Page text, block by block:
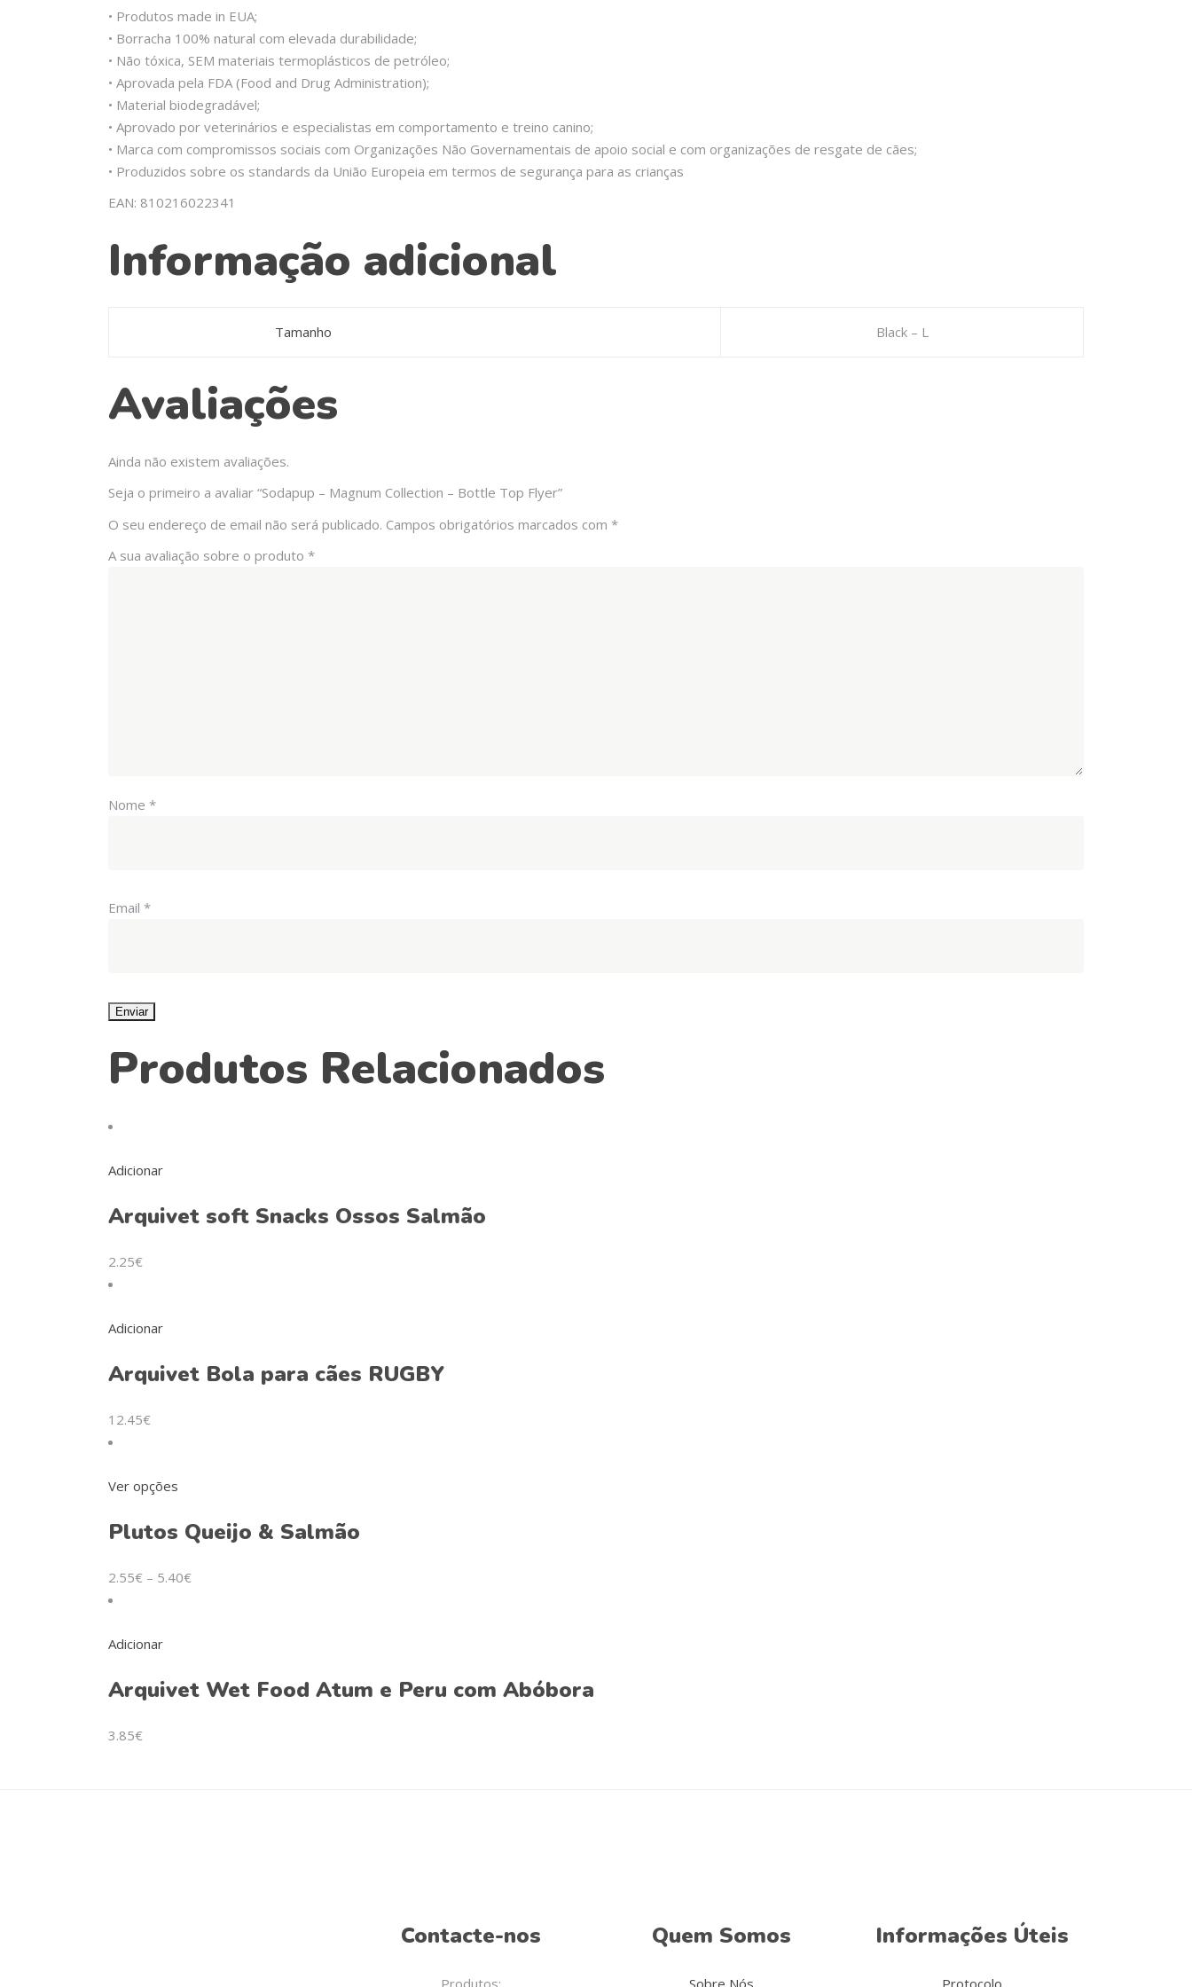
• Produtos made in EUA;
• Borracha 100% natural com elevada durabilidade;
• Não tóxica, SEM materiais termoplásticos de petróleo;
• Aprovada pela FDA (Food and Drug Administration);
• Material biodegradável;
• Aprovado por veterinários e especialistas em comportamento e treino canino;
• Marca com compromissos sociais com Organizações Não Governamentais de apoio social e com organizações de resgate de cães;
• Produzidos sobre os standards da União Europeia em termos de segurança para as crianças
EAN: 810216022341
Informação adicional
Tamanho Black – L
Avaliações
Ainda não existem avaliações.
Seja o primeiro a avaliar “Sodapup – Magnum Collection – Bottle Top Flyer”
O seu endereço de email não será publicado. Campos obrigatórios marcados com *
A sua avaliação sobre o produto *
Nome *
Email *
Produtos Relacionados
Adicionar
Arquivet soft Snacks Ossos Salmão
2.25€
Adicionar
Arquivet Bola para cães RUGBY
12.45€
Ver opções
has
variants.
chosen
Plutos Queijo & Salmão
2.55€ – 5.40€
Adicionar
Arquivet Wet Food Atum e Peru com Abóbora
3.85€
Contacte-nos
Produtos:
Quem Somos
Sobre Nós
Informações Úteis
Protocolo